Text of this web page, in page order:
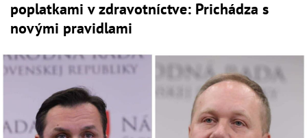
poplatkami v zdravotníctve: Prichádza s
novými pravidlami